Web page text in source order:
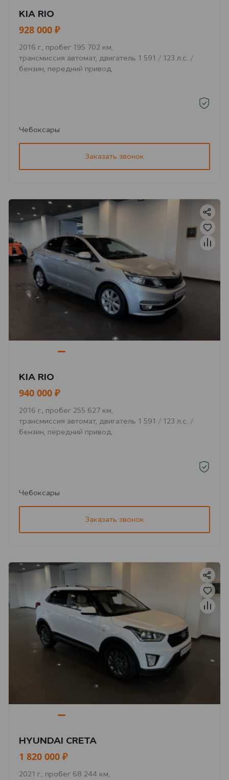
KIA RIO
928 000 ₽
2016 г., пробег 195 702 км,
трансмиссия автомат, двигатель 1 591 / 123 л.с. /
бензин, передний привод
Чебоксары
Заказать звонок
KIA RIO
940 000 ₽
2016 г., пробег 255 627 км,
трансмиссия автомат, двигатель 1 591 / 123 л.с. /
бензин, передний привод
Чебоксары
Заказать звонок
HYUNDAI CRETA
1 820 000 ₽
2021 г., пробег 68 244 км,